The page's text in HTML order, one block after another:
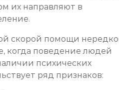
их направляют в
скорой помощи нередко
когда поведение людей
психических
ряд признаков: